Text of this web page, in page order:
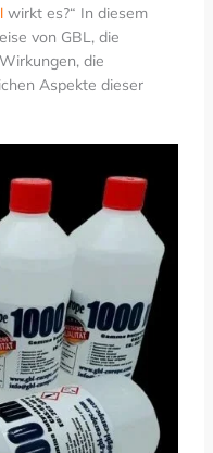
wirkt es?“ In diesem
von GBL, die
die
Aspekte dieser